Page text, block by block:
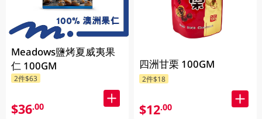
Meadows鹽烤夏威夷果
仁 100GM
2件$63
$36.00
四洲甘栗 100GM
2件$18
$12.00